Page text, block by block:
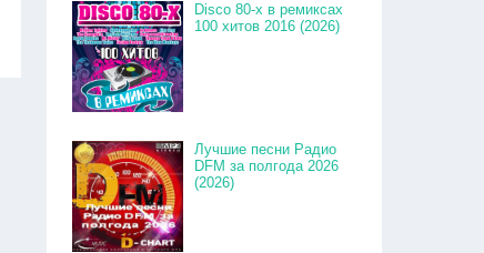
Disco 80-x в ремиксах
100 хитов 2016 (2026)
Лучшие песни Радио
DFM за полгода 2026
(2026)